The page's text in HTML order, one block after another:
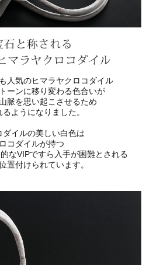
人気のヒマラヤクロコダイル
ーンに移り変わる色合いが
脈を思い起こさせるため
ようになりました。
ダイルの美しい白色は
コダイルが持つ
なVIPですら入手が困難とされる
置付けられています。